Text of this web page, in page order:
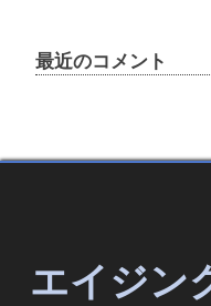
最近のコメント
エイジン